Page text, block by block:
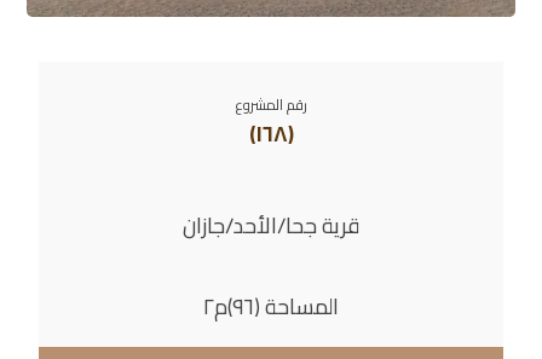
رقم المشروع
(١٦٨)
قرية جحا/الأحد/جازان
المساحة (٩٦)م٢